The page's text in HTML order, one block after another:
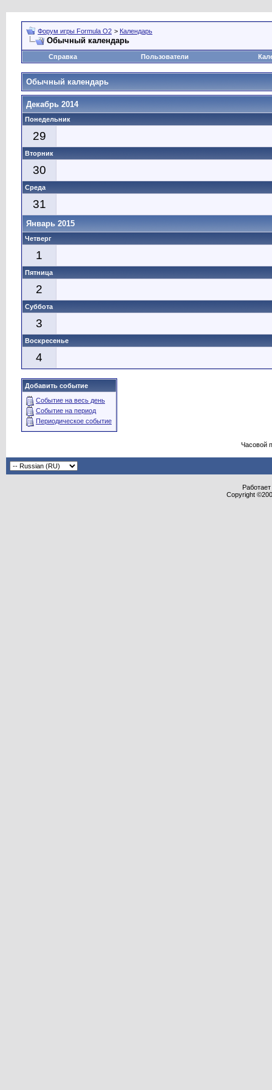
Форум игры Formula O2 > Календарь
Обычный календарь
Справка Пользователи
Обычный календарь
Декабрь 2014
Понедельник
29
Вторник
30
Среда
31
Январь 2015
Четверг
1
Пятница
2
Суббота
3
Воскресенье
4
Добавить событие
Событие на весь день
Событие на период
Периодическое событие
Часовой
Copyright